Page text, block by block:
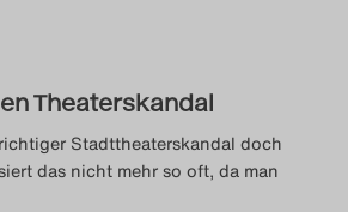
Theaterskandal
Stadttheaterskandal doch
das nicht mehr so oft, da man